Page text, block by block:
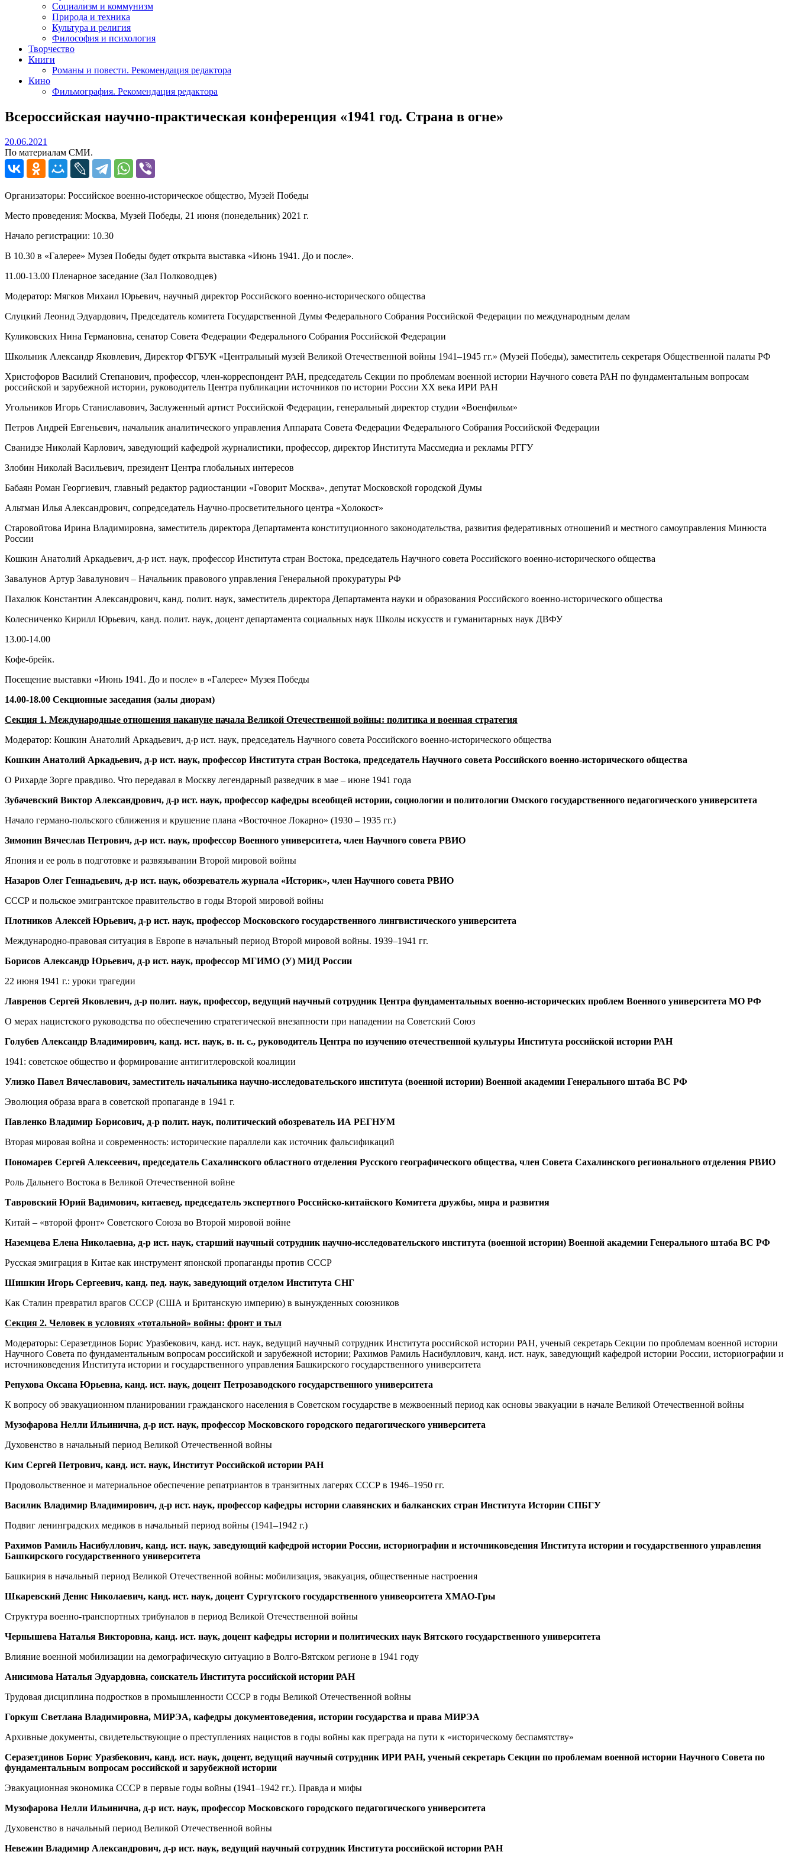
Социализм и коммунизм
Природа и техника
Культура и религия
Философия и психология
Творчество
Книги
Романы и повести. Рекомендация редактора
Кино
Фильмография. Рекомендация редактора
Всероссийская научно-практическая конференция «1941 год. Страна в огне»
20.06.2021
По материалам СМИ.
Организаторы: Российское военно-историческое общество, Музей Победы
Место проведения: Москва, Музей Победы, 21 июня (понедельник) 2021 г.
Начало регистрации: 10.30
В 10.30 в «Галерее» Музея Победы будет открыта выставка «Июнь 1941. До и после».
11.00-13.00 Пленарное заседание (Зал Полководцев)
Модератор: Мягков Михаил Юрьевич, научный директор Российского военно-исторического общества
Слуцкий Леонид Эдуардович, Председатель комитета Государственной Думы Федерального Собрания Российской Федерации по международным делам
Куликовских Нина Германовна, сенатор Совета Федерации Федерального Собрания Российской Федерации
Школьник Александр Яковлевич, Директор ФГБУК «Центральный музей Великой Отечественной войны 1941–1945 гг.» (Музей Победы), заместитель секретаря Общественной палаты РФ
Христофоров Василий Степанович, профессор, член-корреспондент РАН, председатель Секции по проблемам военной истории Научного совета РАН по фундаментальным вопросам
российской и зарубежной истории, руководитель Центра публикации источников по истории России XX века ИРИ РАН
Угольников Игорь Станиславович, Заслуженный артист Российской Федерации, генеральный директор студии «Военфильм»
Петров Андрей Евгеньевич, начальник аналитического управления Аппарата Совета Федерации Федерального Собрания Российской Федерации
Сванидзе Николай Карлович, заведующий кафедрой журналистики, профессор, директор Института Массмедиа и рекламы РГГУ
Злобин Николай Васильевич, президент Центра глобальных интересов
Бабаян Роман Георгиевич, главный редактор радиостанции «Говорит Москва», депутат Московской городской Думы
Альтман Илья Александрович, сопредседатель Научно-просветительного центра «Холокост»
Старовойтова Ирина Владимировна, заместитель директора Департамента конституционного законодательства, развития федеративных отношений и местного самоуправления Минюста
России
Кошкин Анатолий Аркадьевич, д-р ист. наук, профессор Института стран Востока, председатель Научного совета Российского военно-исторического общества
Завалунов Артур Завалунович – Начальник правового управления Генеральной прокуратуры РФ
Пахалюк Константин Александрович, канд. полит. наук, заместитель директора Департамента науки и образования Российского военно-исторического общества
Колесниченко Кирилл Юрьевич, канд. полит. наук, доцент департамента социальных наук Школы искусств и гуманитарных наук ДВФУ
13.00-14.00
Кофе-брейк.
Посещение выставки «Июнь 1941. До и после» в «Галерее» Музея Победы
14.00-18.00 Секционные заседания (залы диорам)
Секция 1. Международные отношения накануне начала Великой Отечественной войны: политика и военная стратегия
Модератор: Кошкин Анатолий Аркадьевич, д-р ист. наук, председатель Научного совета Российского военно-исторического общества
Кошкин Анатолий Аркадьевич, д-р ист. наук, профессор Института стран Востока, председатель Научного совета Российского военно-исторического общества
О Рихарде Зорге правдиво. Что передавал в Москву легендарный разведчик в мае – июне 1941 года
Зубачевский Виктор Александрович, д-р ист. наук, профессор кафедры всеобщей истории, социологии и политологии Омского государственного педагогического университета
Начало германо-польского сближения и крушение плана «Восточное Локарно» (1930 – 1935 гг.)
Зимонин Вячеслав Петрович, д-р ист. наук, профессор Военного университета, член Научного совета РВИО
Япония и ее роль в подготовке и развязывании Второй мировой войны
Назаров Олег Геннадьевич, д-р ист. наук, обозреватель журнала «Историк», член Научного совета РВИО
СССР и польское эмигрантское правительство в годы Второй мировой войны
Плотников Алексей Юрьевич, д-р ист. наук, профессор Московского государственного лингвистического университета
Международно-правовая ситуация в Европе в начальный период Второй мировой войны. 1939–1941 гг.
Борисов Александр Юрьевич, д-р ист. наук, профессор МГИМО (У) МИД России
22 июня 1941 г.: уроки трагедии
Лавренов Сергей Яковлевич, д-р полит. наук, профессор, ведущий научный сотрудник Центра фундаментальных военно-исторических проблем Военного университета МО РФ
О мерах нацистского руководства по обеспечению стратегической внезапности при нападении на Советский Союз
Голубев Александр Владимирович, канд. ист. наук, в. н. с., руководитель Центра по изучению отечественной культуры Института российской истории РАН
1941: советское общество и формирование антигитлеровской коалиции
Улизко Павел Вячеславович, заместитель начальника научно-исследовательского института (военной истории) Военной академии Генерального штаба ВС РФ
Эволюция образа врага в советской пропаганде в 1941 г.
Павленко Владимир Борисович, д-р полит. наук, политический обозреватель ИА РЕГНУМ
Вторая мировая война и современность: исторические параллели как источник фальсификаций
Пономарев Сергей Алексеевич, председатель Сахалинского областного отделения Русского географического общества, член Совета Сахалинского регионального отделения РВИО
Роль Дальнего Востока в Великой Отечественной войне
Тавровский Юрий Вадимович, китаевед, председатель экспертного Российско-китайского Комитета дружбы, мира и развития
Китай – «второй фронт» Советского Союза во Второй мировой войне
Наземцева Елена Николаевна, д-р ист. наук, старший научный сотрудник научно-исследовательского института (военной истории) Военной академии Генерального штаба ВС РФ
Русская эмиграция в Китае как инструмент японской пропаганды против СССР
Шишкин Игорь Сергеевич, канд. пед. наук, заведующий отделом Института СНГ
Как Сталин превратил врагов СССР (США и Британскую империю) в вынужденных союзников
Секция 2. Человек в условиях «тотальной» войны: фронт и тыл
Модераторы: Серазетдинов Борис Уразбекович, канд. ист. наук, ведущий научный сотрудник Института российской истории РАН, ученый секретарь Секции по проблемам военной истории
Научного Совета по фундаментальным вопросам российской и зарубежной истории; Рахимов Рамиль Насибуллович, канд. ист. наук, заведующий кафедрой истории России, историографии и
источниковедения Института истории и государственного управления Башкирского государственного университета
Репухова Оксана Юрьевна, канд. ист. наук, доцент Петрозаводского государственного университета ​​​​​​​
К вопросу об эвакуационном планировании гражданского населения в Советском государстве в межвоенный период как основы эвакуации в начале Великой Отечественной войны
Музофарова Нелли Ильинична, д-р ист. наук, профессор Московского городского педагогического университета
Духовенство в начальный период Великой Отечественной войны
Ким Сергей Петрович, канд. ист. наук, Институт Российской истории РАН
Продовольственное и материальное обеспечение репатриантов в транзитных лагерях СССР в 1946–1950 гг.
Василик Владимир Владимирович, д-р ист. наук, профессор кафедры истории славянских и балканских стран Института Истории СПБГУ
Подвиг ленинградских медиков в начальный период войны (1941–1942 г.)
Рахимов Рамиль Насибуллович, канд. ист. наук, заведующий кафедрой истории России, историографии и источниковедения Института истории и государственного управления
Башкирского государственного университета
Башкирия в начальный период Великой Отечественной войны: мобилизация, эвакуация, общественные настроения
Шкаревский Денис Николаевич, канд. ист. наук, доцент Сургутского государственного унивеорситета ХМАО-Гры
Структура военно-транспортных трибуналов в период Великой Отечественной войны
Чернышева Наталья Викторовна, канд. ист. наук, доцент кафедры истории и политических наук Вятского государственного университета
Влияние военной мобилизации на демографическую ситуацию в Волго-Вятском регионе в 1941 году
Анисимова Наталья Эдуардовна, соискатель Института российской истории РАН
Трудовая дисциплина подростков в промышленности СССР в годы Великой Отечественной войны
Горкуш Светлана Владимировна, МИРЭА, кафедры документоведения, истории государства и права МИРЭА
Архивные документы, свидетельствующие о преступлениях нацистов в годы войны как преграда на пути к «историческому беспамятству»
Серазетдинов Борис Уразбекович, канд. ист. наук, доцент, ведущий научный сотрудник ИРИ РАН, ученый секретарь Секции по проблемам военной истории Научного Совета по
фундаментальным вопросам российской и зарубежной истории
Эвакуационная экономика СССР в первые годы войны (1941–1942 гг.). Правда и мифы
Музофарова Нелли Ильинична, д-р ист. наук, профессор Московского городского педагогического университета
Духовенство в начальный период Великой Отечественной войны
Невежин Владимир Александрович, д-р ист. наук, ведущий научный сотрудник Института российской истории РАН